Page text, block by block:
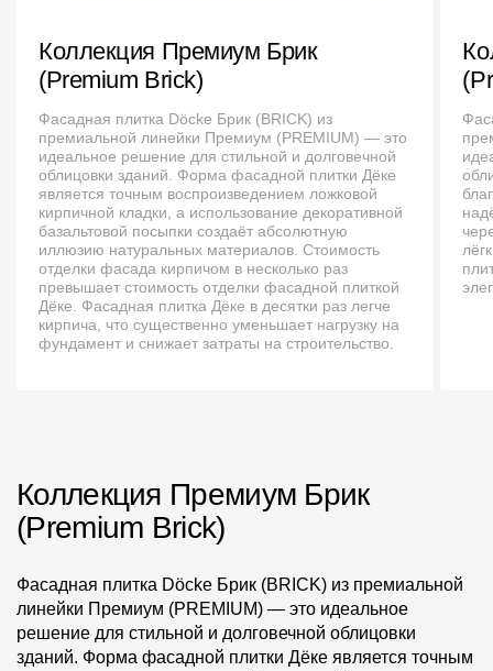
Металлические водосточные системы
Водосборник
Чердачные лестницы
Документация
Документация
Инструкции по монтажу
Гарантии
Чертежи
Фото объектов
Вопрос-ответ/Faq
Коллекция Премиум Брик
(Premium Brick)
Фасадная плитка Döcke Брик (BRICK) из
премиальной линейки Премиум (PREMIUM) — это
идеальное решение для стильной и долговечной
облицовки зданий. Форма фасадной плитки Дёке
является точным воспроизведением ложковой
кирпичной кладки, а использование декоративной
базальтовой посыпки создаёт абсолютную
иллюзию натуральных материалов. Стоимость
отделки фасада кирпичом в несколько раз
превышает стоимость отделки фасадной плиткой
Дёке. Фасадная плитка Дёке в десятки раз легче
кирпича, что существенно уменьшает нагрузку на
фундамент и снижает затраты на строительство.
Коллекция Премиум Брик
(Premium Brick)
Фасадная плитка Döcke Брик (BRICK) из премиальной
линейки Премиум (PREMIUM) — это идеальное
решение для стильной и долговечной облицовки
зданий. Форма фасадной плитки Дёке является точным